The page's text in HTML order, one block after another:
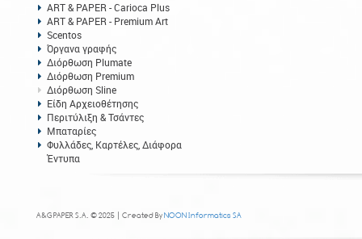
ART & PAPER - Carioca Plus
ART & PAPER - Premium Art
Scentos
Όργανα γραφής
Διόρθωση Plumate
Διόρθωση Premium
Διόρθωση Sline
Είδη Αρχειοθέτησης
Περιτύλιξη & Τσάντες
Μπαταρίες
Φυλλάδες, Καρτέλες, Διάφορα
Έντυπα
A&G PAPER S.A. © 2025 | Created ByNOON Informatics SA